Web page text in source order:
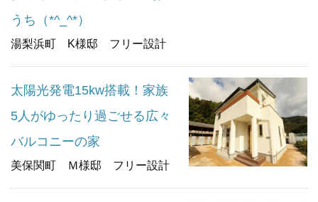
うち（*^_^*）
湯梨浜町 K様邸 フリー設計
太陽光発電15kw搭載！家族
5人がゆったり過ごせる広々
バルコニーの家
美保関町 Ｍ様邸 フリー設計